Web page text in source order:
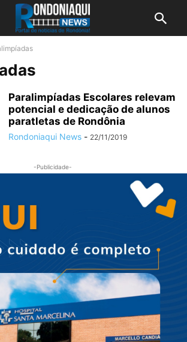
Paralimpíadas Escolares relevam
potencial e dedicação de alunos
paratletas de Rondônia
Rondoniaqui News - 22/11/2019
-Publicidade-